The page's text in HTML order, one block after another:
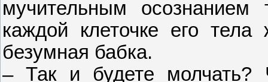
мучительным осознанием
каждой клеточке его тела
безумная бабка.
– Так и будете молчать?